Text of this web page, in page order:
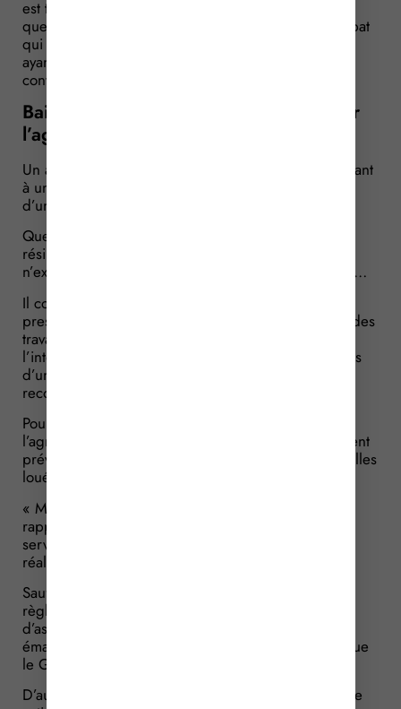
est tenu de les exploiter « personnellement ». Mais
que faut-il entendre par ce terme ? C’est tout le débat
qui va opposer un bailleur et son locataire, chacun
ayant sa propre lecture de ce mot. Lequel va
convaincre le juge ?
Bail rural = exploitation personnelle par
l’agriculteur locataire !
Un agriculteur loue des parcelles de terre appartenant
à un groupement foncier agricole (GFA) aux termes
d’un bail rural.
Quelques années plus tard, le GFA demande la
résiliation du bail rural au motif que l’agriculteur
n’exploite pas personnellement les parcelles louées…
Il constate, en effet, que l’agriculteur fait à un
prestataire de service chargé d’assurer l’ensemble des
travaux de l’exploitation agricole et portant sur
l’intégralité des parcelles données à bail, aux termes
d’un contrat d’un an, renouvelable par tacite
reconduction.
Pour le GFA, il s’agit là d’un manquement de
l’agriculteur à ses obligations, puisqu’il est légalement
prévu qu’il doit personnellement exploiter les parcelles
louées.
« Mais je les exploite », réplique l’agriculteur,
rappelant justement que le contrat de prestation de
service indique expressément que les travaux sont
réalisés sous sa direction et sous son contrôle.
Sauf que l’analyse des factures de fournitures, des
règlements de cotisations MSA et de cotisations
d’assurances, ainsi que les attestations produites
émanant de témoins démontrent le contraire, réplique
le GFA.
D’autant plus que l’agriculteur exerce, en réalité, une